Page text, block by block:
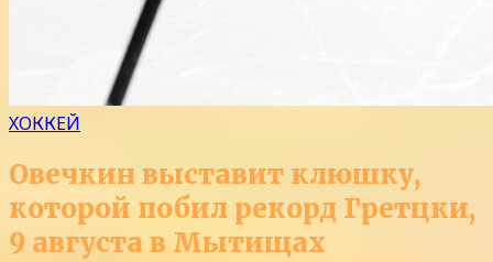
ХОККЕЙ
Овечкин выставит клюшку,
которой побил рекорд Гретцки,
9 августа в Мытищах